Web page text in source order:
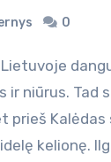
0
ir niūrus. Tad
prieš Kalėdas
kelionę.